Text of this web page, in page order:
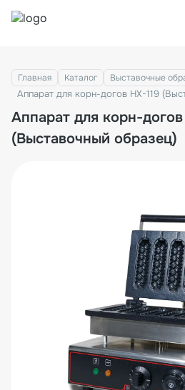
Главная Каталог Выставочные
Аппарат для корн-догов HX-119
Аппарат для корн-догов
(Выставочный образец)